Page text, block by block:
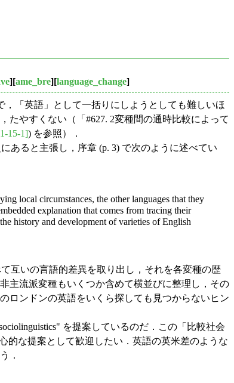
][ame_bre][language_change]
「英語」として一括りにしようとしても難しいほ
やすくない（「#627. 2変種間の通時比較によって
15-1]) を参照）．
あると主張し，序章 (p. 3) で次のように述べてい
local circumstances, the other languages that they
explanation that comes from tracing their
history and development of varieties of English
互いの言語的差異を取り出し，それを各変種の歴
主流派変種もいくつか含めて横並びに整理し，その
ロンドンの英語をいくら探しても見つからないヒン
を提案しているのだ．この「比較社会
的な提案として歓迎したい．英語の英米差のような
．